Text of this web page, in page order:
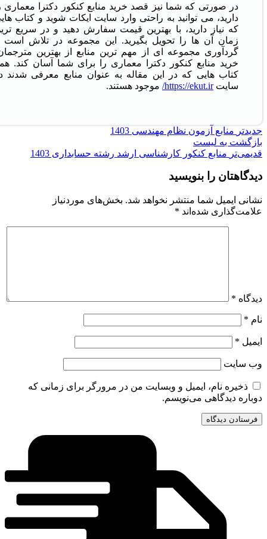
در صورتی که شما نیز قصد خرید منابع کنکور دکترا معماری
دارید، می توانید به راحتی وارد سایت ایکات شوید و کتاب
که نیاز دارید، با بهترین قیمت سفارش دهید و در سریع
زمان آن ها را تحویل بگیرید. این مجموعه در تلاش است
گردآوری مجموعه ای از مهم ترین منابع از بهترین
خرید منابع کنکور دکترا معماری را برای شما آسان کند.
کتاب هایی که در این مقاله به عنوان منابع معرفی شدند
سایتhttps://ekut.ir/ موجود هستند.
جدیدتر منابع آزمون نظام مهندسی 1403
بازگشت به لیست
قدیمی‌تر منابع کنکور کارشناسی ارشد رشته حسابداری 1403
دیدگاهتان را بنویسید
نشانی ایمیل شما منتشر نخواهد شد. بخش‌های موردنیاز
علامت‌گذاری شده‌اند *
دیدگاه *
نام *
ایمیل *
وب‌ سایت
ذخیره نام، ایمیل و وبسایت من در مرورگر برای زمانی که
دوباره دیدگاهی می‌نویسم.